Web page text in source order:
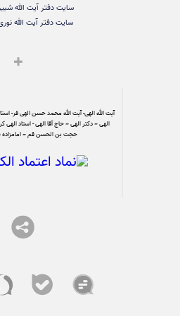
سایت دفتر آیت الله
سایت دفتر آیت الله
آیت الله الهی- آیت الله محمد حسن الهی فر-
الهی – دکتر الهی – حاج آقا الهی - استاد الهی
حجت بن الحسن قم –